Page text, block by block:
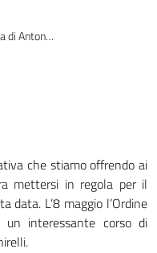
per i colleghi
che stiamo offrendo ai
mettersi in regola per il
data. L’8 maggio l’Ordine
un interessante corso di